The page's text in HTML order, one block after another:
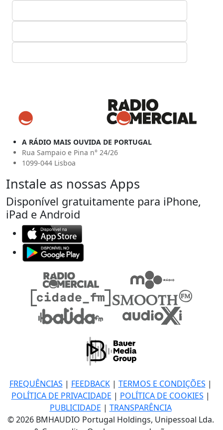
A RÁDIO MAIS OUVIDA DE PORTUGAL
Rua Sampaio e Pina n° 24/26
1099-044 Lisboa
Instale as nossas Apps
Disponível gratuitamente para iPhone,
iPad e Android
FREQUÊNCIAS | FEEDBACK| TERMOS E CONDIÇÕES |
POLÍTICA DE PRIVACIDADE | POLÍTICA DE COOKIES |
PUBLICIDADE | TRANSPARÊNCIA
© 2026 BMHAUDIO Portugal Holdings, Unipessoal Lda.